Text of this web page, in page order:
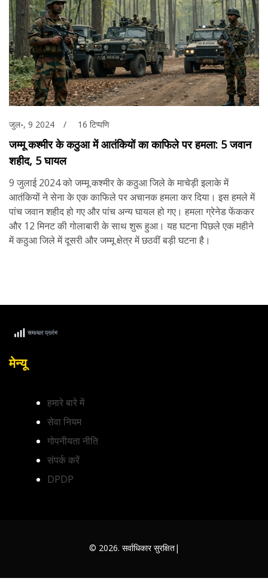
जुल॰, 9 2024 16 टिप्पणि
जम्मू कश्मीर के कठुआ में आतंकियों का काफिले पर हमला: 5 जवान
शहीद, 5 घायल
9 जुलाई 2024 को जम्मू कश्मीर के कठुआ जिले के माचेड़ी इलाके में
आतंकियों ने सेना के एक काफिले पर अचानक हमला कर दिया। इस हमले में
पांच जवान शहीद हो गए और पांच अन्य घायल हो गए। हमला ग्रेनेड फेंककर
और 12 मिनट की गोलाबारी के साथ शुरू हुआ। यह घटना पिछले एक महीने
में कठुआ जिले में दूसरी और जम्मू क्षेत्र में छठवीं बड़ी घटना है।
मेन्यू
हमारे बारे में
सेवा नियम
गोपनीयता नीति
संपर्क करें
DPDP
© 2026. सर्वाधिकार सुरक्षित|